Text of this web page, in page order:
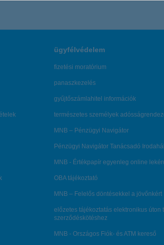
ügyfélvédelem
fizetési moratórium
panaszkezelés
gyűjtőszámlahitel információk
természetes személyek
MNB – Pénzügyi Navigátor
Pénzügyi Navigátor Tanácsadó
MNB - Értékpapír egyenleg online
OBA tájékoztató
MNB – Felelős döntésekkel a jövőnkért
előzetes tájékoztatás elektronikus úton
szerződéskötéshez
MNB - Országos Fiók- és ATM kereső